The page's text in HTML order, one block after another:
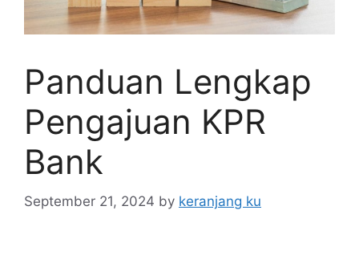
Panduan Lengkap
Pengajuan KPR
Bank
September 21, 2024 by keranjang ku